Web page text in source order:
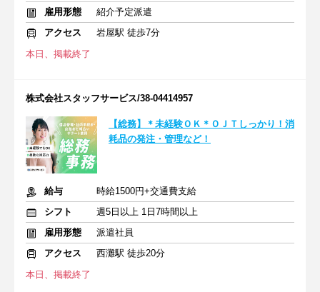
雇用形態
紹介予定派遣
アクセス
岩屋駅 徒歩7分
本日、掲載終了
株式会社スタッフサービス/38-04414957
【総務】＊未経験ＯＫ＊ＯＪＴしっかり！消
耗品の発注・管理など！
給与
時給1500円+交通費支給
シフト
週5日以上 1日7時間以上
雇用形態
派遣社員
アクセス
西灘駅 徒歩20分
本日、掲載終了